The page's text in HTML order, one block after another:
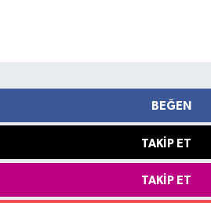
BEĞEN
TAKIP ET
TAKIP ET